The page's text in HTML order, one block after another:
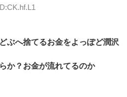
ぶへ捨てるお金をよっぽど潤沢
か？お金が流れてるのか